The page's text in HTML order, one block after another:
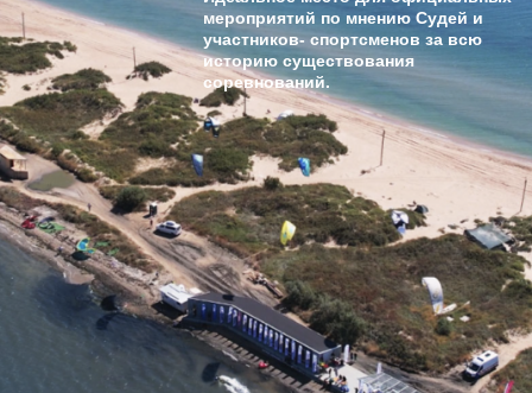
Проект является единственным в России и
согласован
с администрацией Анапского района, Министерством
Природных ресурсов Краснорадского Края